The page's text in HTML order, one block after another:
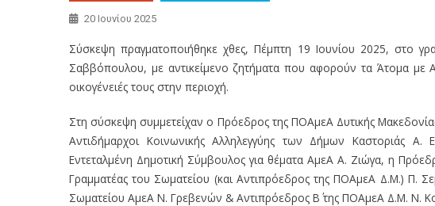
20 Ιουνίου 2025
Σύσκεψη πραγματοποιήθηκε χθες, Πέμπτη 19 Ιουνίου 2025, στο
Σαββόπουλου, με αντικείμενο ζητήματα που αφορούν τα Άτομα με
οικογένειές τους στην περιοχή.
Στη σύσκεψη συμμετείχαν ο Πρόεδρος της ΠΟΑμεΑ Δυτικής
Αντιδήμαρχοι Κοινωνικής Αλληλεγγύης των Δήμων Καστοριάς
Εντεταλμένη Δημοτική Σύμβουλος για θέματα ΑμεΑ Α. Ζιώγα, η
Γραμματέας του Σωματείου (και Αντιπρόεδρος της ΠΟΑμεΑ Δ.Μ.) Π.
Σωματείου ΑμεΑ Ν. Γρεβενών & Αντιπρόεδρος Β΄ της ΠΟΑμεΑ Δ.Μ. Ν.